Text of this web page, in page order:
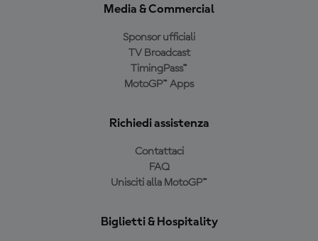
Media & Commercial
Sponsor ufficiali
TV Broadcast
TimingPass™
MotoGP™ Apps
Richiedi assistenza
Contattaci
FAQ
Unisciti alla MotoGP™
Biglietti & Hospitality